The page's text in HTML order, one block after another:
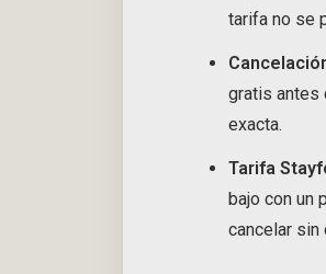
tarifa no se
gratis antes
exacta.
Tarifa
bajo con un
cancelar sin